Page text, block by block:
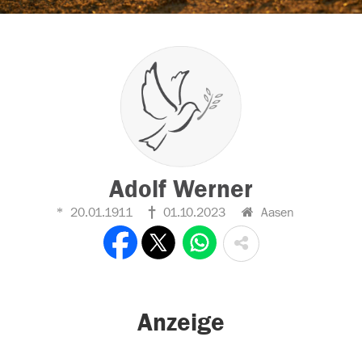
Adolf Werner
20.01.1911 01.10.2023 Aasen
Anzeige